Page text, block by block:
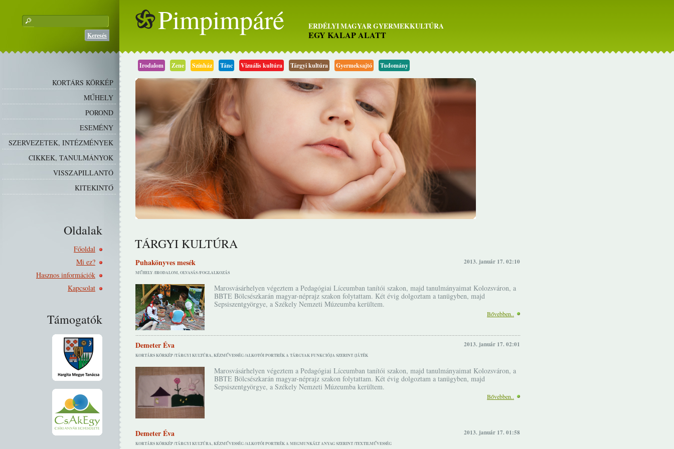
Keresés Pimpimpáré ERDÉLYI MAGYAR GYERMEKKULTÚRA
EGY KALAP ALATT
KORTÁRS KÖRKÉP
MŰHELY
POROND
ESEMÉNY
SZERVEZETEK, INTÉZMÉNYEK
CIKKEK, TANULMÁNYOK
VISSZAPILLANTÓ
KITEKINTŐ
Oldalak
Főoldal
Mi ez?
Hasznos információk
Kapcsolat
Támogatók
Irodalom Zene Színház Tánc Vizuális kultúra Tárgyi kultúra Gyermeksajtó Tudomány
TÁRGYI KULTÚRA
Puhakönyves mesék 2013. január 17. 02:10
FOGLALKOZÁS
IRODALOM, OLVASÁS /
MŰHELY /
Marosvásárhelyen végeztem a Pedagógiai Líceumban tanítói szakon, majd tanulmányaimat Kolozsváron, a
BBTE Bölcsészkarán magyar-néprajz szakon folytattam. Két évig dolgoztam a tanügyben, majd
Sepsiszentgyörgye, a Székely Nemzeti Múzeumba kerültem.
Bővebben..
Demeter Éva 2013. január 17. 02:01
JÁTÉK
ALKOTÓI PORTRÉK A TÁRGYAK FUNKCIÓJA SZERINT /
TÁRGYI KULTÚRA, KÉZMŰVESSÉG /
KORTÁRS KÖRKÉP /
Marosvásárhelyen végeztem a Pedagógiai Líceumban tanítói szakon, majd tanulmányaimat Kolozsváron, a
BBTE Bölcsészkarán magyar-néprajz szakon folytattam. Két évig dolgoztam a tanügyben, majd
Sepsiszentgyörgye, a Székely Nemzeti Múzeumba kerültem.
Bővebben..
Demeter Éva 2013. január 17. 01:58
TEXTILMŰVESSÉG
ALKOTÓI PORTRÉK A MEGMUNKÁLT ANYAG SZERINT /
TÁRGYI KULTÚRA, KÉZMŰVESSÉG /
KORTÁRS KÖRKÉP /